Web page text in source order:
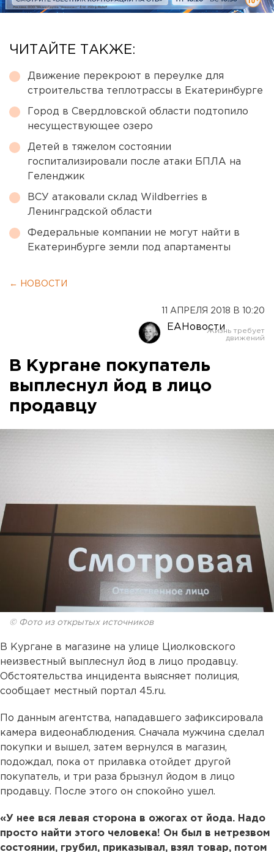
ЧИТАЙТЕ ТАКЖЕ:
Движение перекроют в переулке для
строительства теплотрассы в Екатеринбурге
Город в Свердловской области подтопило
несуществующее озеро
Детей в тяжелом состоянии
госпитализировали после атаки БПЛА на
Геленджик
ВСУ атаковали склад Wildberries в
Ленинградской области
Федеральные компании не могут найти в
Екатеринбурге земли под апартаменты
← НОВОСТИ
11 АПРЕЛЯ 2018 В 10:20
ЕАНовости
В Кургане покупатель
выплеснул йод в лицо
продавцу
© Фото из открытых источников
В Кургане в магазине на улице Циолковского
неизвестный выплеснул йод в лицо продавцу.
Обстоятельства инцидента выясняет полиция,
сообщает местный портал 45.ru.
По данным агентства, нападавшего зафиксировала
камера видеонаблюдения. Сначала мужчина сделал
покупки и вышел, затем вернулся в магазин,
подождал, пока от прилавка отойдет другой
покупатель, и три раза брызнул йодом в лицо
продавцу. После этого он спокойно ушел.
«У нее вся левая сторона в ожогах от йода. Надо
просто найти этого человека! Он был в нетрезвом
состоянии, грубил, приказывал, взял товар, потом